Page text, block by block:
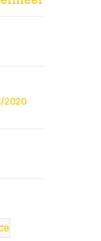
2020